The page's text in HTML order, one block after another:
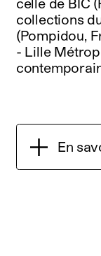
celle de BIC
collections
(Pompidou,
- Lille
En